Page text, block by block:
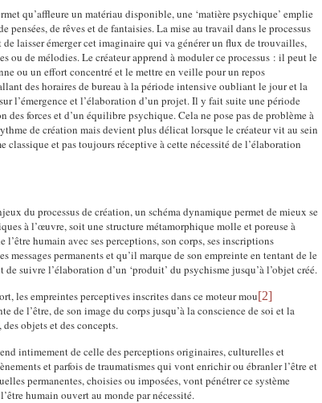
qu’affleure un matériau disponible, une ‘matière psychique’ emplie
pensées, de rêves et de fantaisies. La mise au travail dans le processus
de laisser émerger cet imaginaire qui va générer un flux de trouvailles,
ou de mélodies. Le créateur apprend à moduler ce processus : il peut le
ou un effort concentré et le mettre en veille pour un repos
des horaires de bureau à la période intensive oubliant le jour et la
l’émergence et l’élaboration d’un projet. Il y fait suite une période
des forces et d’un équilibre psychique. Cela ne pose pas de problème à
de création mais devient plus délicat lorsque le créateur vit au sein
classique et pas toujours réceptive à cette nécessité de l’élaboration
du processus de création, un schéma dynamique permet de mieux se
à l’œuvre, soit une structure métamorphique molle et poreuse à
l’être humain avec ses perceptions, son corps, ses inscriptions
messages permanents et qu’il marque de son empreinte en tentant de le
de suivre l’élaboration d’un ‘produit’ du psychisme jusqu’à l’objet créé.
les empreintes perceptives inscrites dans ce moteur mou[2]
de l’être, de son image du corps jusqu’à la conscience de soi et la
, des objets et des concepts.
intimement de celle des perceptions originaires, culturelles et
et parfois de traumatismes qui vont enrichir ou ébranler l’être et
permanentes, choisies ou imposées, vont pénétrer ce système
humain ouvert au monde par nécessité.